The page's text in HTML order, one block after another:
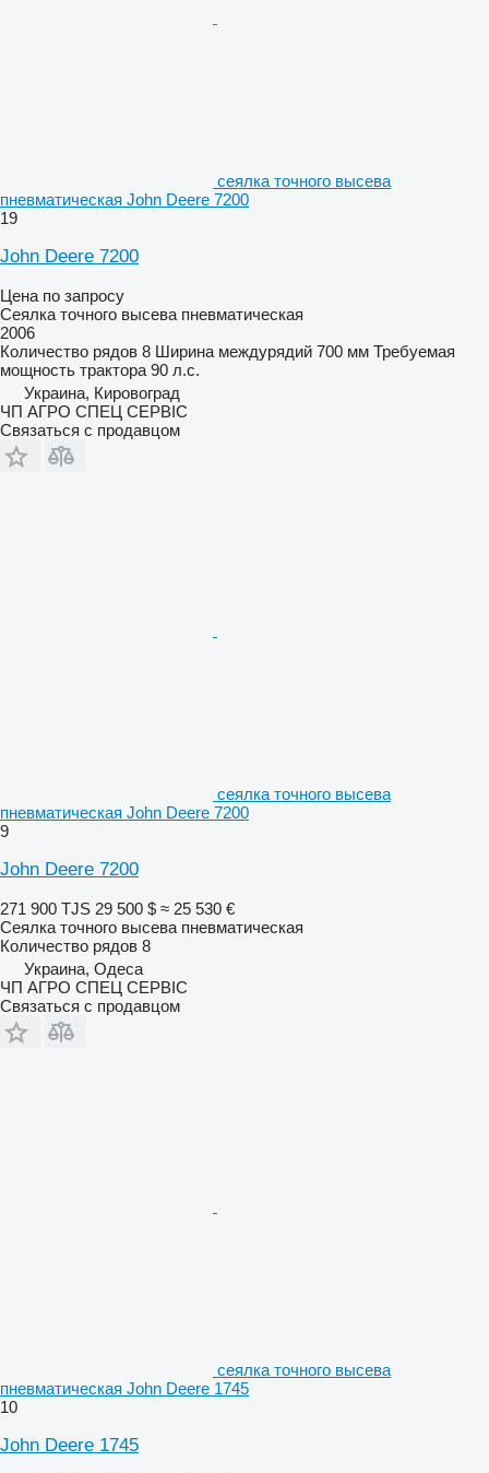
сеялка точного высева
пневматическая John Deere 7200
19
John Deere 7200
Цена по запросу
Сеялка точного высева пневматическая
2006
Количество рядов 8 Ширина междурядий 700 мм Требуемая
мощность трактора 90 л.с.
Украина, Кировоград
ЧП АГРО СПЕЦ СЕРВІС
Связаться с продавцом
сеялка точного высева
пневматическая John Deere 7200
9
John Deere 7200
271 900 TJS 29 500 $ ≈ 25 530 €
Сеялка точного высева пневматическая
Количество рядов 8
Украина, Одеса
ЧП АГРО СПЕЦ СЕРВІС
Связаться с продавцом
сеялка точного высева
пневматическая John Deere 1745
10
John Deere 1745